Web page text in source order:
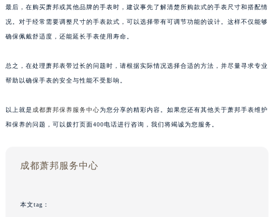
最后，在购买萧邦或其他品牌的手表时，建议事先了解清楚所购款式的手表尺寸和搭配情
况。对于经常需要调整尺寸的手表款式，可以选择带有可调节功能的设计。这样不仅能够
确保佩戴舒适度，还能延长手表使用寿命。
总之，在处理萧邦表带过长的问题时，请根据实际情况选择合适的方法，并尽量寻求专业
帮助以确保手表的安全与性能不受影响。
以上就是 成都萧邦保养服务中心为您分享的精彩内容。如果您还有其他关于萧邦手表维护
和保养的问题，可以拨打页面400电话进行咨询，我们将竭诚为您服务。
成都萧邦服务中心
本文tag：